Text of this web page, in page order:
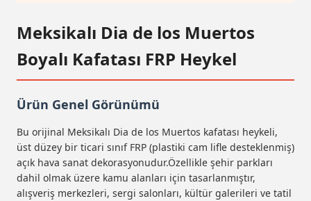
Meksikalı Dia de los Muertos
Boyalı Kafatası FRP Heykel
Ürün Genel Görünümü
Bu orijinal Meksikalı Dia de los Muertos kafatası heykeli,
üst düzey bir ticari sınıf FRP (plastiki cam lifle desteklenmiş)
açık hava sanat dekorasyonudur.Özellikle şehir parkları
dahil olmak üzere kamu alanları için tasarlanmıştır,
alışveriş merkezleri, sergi salonları, kültür galerileri ve tatil